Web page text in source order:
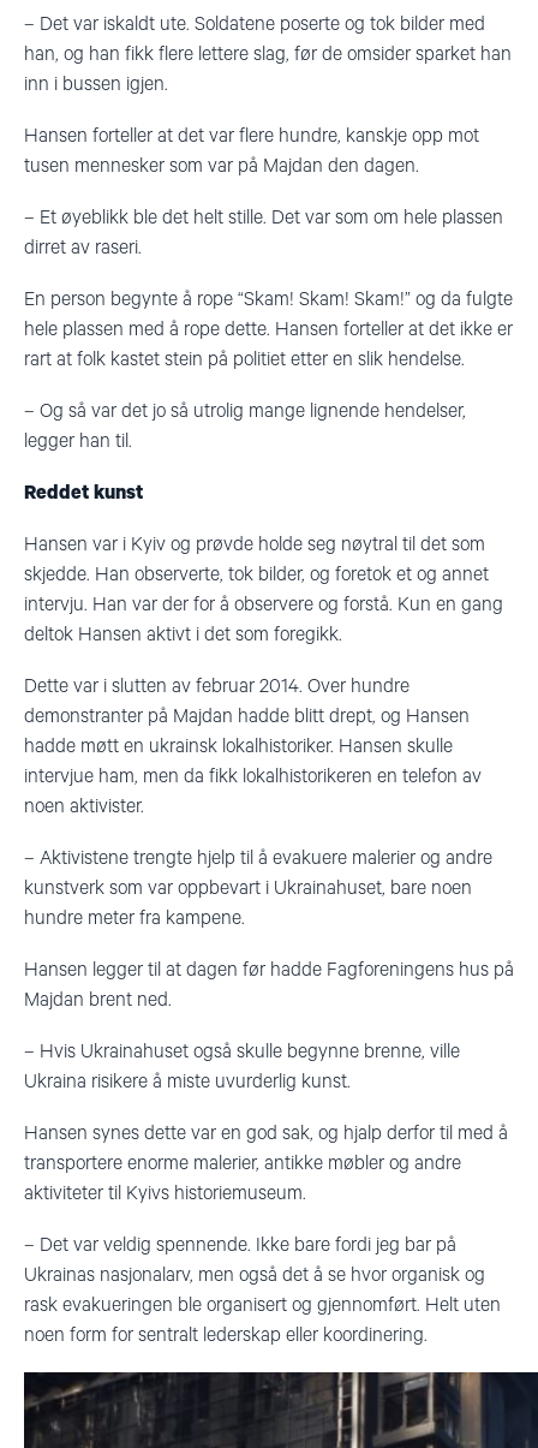
– Det var iskaldt ute. Soldatene poserte og tok bilder med
han, og han fikk flere lettere slag, før de omsider sparket han
inn i bussen igjen.
Hansen forteller at det var flere hundre, kanskje opp mot
tusen mennesker som var på Majdan den dagen.
– Et øyeblikk ble det helt stille. Det var som om hele plassen
dirret av raseri.
En person begynte å rope “Skam! Skam! Skam!” og da fulgte
hele plassen med å rope dette. Hansen forteller at det ikke er
rart at folk kastet stein på politiet etter en slik hendelse.
– Og så var det jo så utrolig mange lignende hendelser,
legger han til.
Reddet kunst
Hansen var i Kyiv og prøvde holde seg nøytral til det som
skjedde. Han observerte, tok bilder, og foretok et og annet
intervju. Han var der for å observere og forstå. Kun en gang
deltok Hansen aktivt i det som foregikk.
Dette var i slutten av februar 2014. Over hundre
demonstranter på Majdan hadde blitt drept, og Hansen
hadde møtt en ukrainsk lokalhistoriker. Hansen skulle
intervjue ham, men da fikk lokalhistorikeren en telefon av
noen aktivister.
– Aktivistene trengte hjelp til å evakuere malerier og andre
kunstverk som var oppbevart i Ukrainahuset, bare noen
hundre meter fra kampene.
Hansen legger til at dagen før hadde Fagforeningens hus på
Majdan brent ned.
– Hvis Ukrainahuset også skulle begynne brenne, ville
Ukraina risikere å miste uvurderlig kunst.
Hansen synes dette var en god sak, og hjalp derfor til med å
transportere enorme malerier, antikke møbler og andre
aktiviteter til Kyivs historiemuseum.
– Det var veldig spennende. Ikke bare fordi jeg bar på
Ukrainas nasjonalarv, men også det å se hvor organisk og
rask evakueringen ble organisert og gjennomført. Helt uten
noen form for sentralt lederskap eller koordinering.